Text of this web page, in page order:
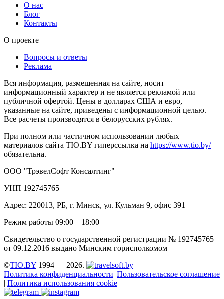
О нас
Блог
Контакты
О проекте
Вопросы и ответы
Реклама
Вся информация, размещенная на сайте, носит
информационный характер и не является рекламой или
публичной офертой. Цены в долларах США и евро,
указанные на сайте, приведены с информационной целью.
Все расчеты производятся в белорусских рублях.
При полном или частичном использовании любых
материалов сайта TIO.BY гиперссылка на https://www.tio.by/
обязательна.
ООО "ТрэвелСофт Консалтинг"
УНП 192745765
Адрес: 220013, РБ, г. Минск, ул. Кульман 9, офис 391
Режим работы 09:00 – 18:00
Свидетельство о государственной регистрации № 192745765
от 09.12.2016 выдано Минским горисполкомом
©TIO.BY 1994 — 2026.
Политика конфиденциальности |Пользовательское соглашение
| Политика использования cookie